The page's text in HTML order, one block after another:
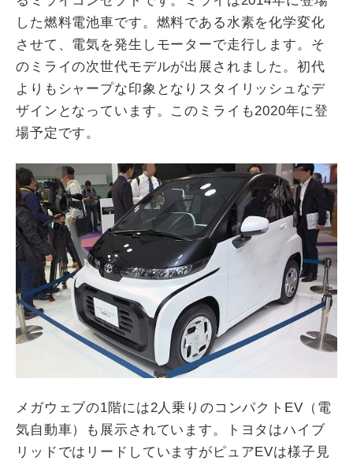
した燃料電池車です。燃料である水素を化学変化
させて、電気を発生しモーターで走行します。そ
のミライの次世代モデルが出展されました。初代
よりもシャープな印象となりスタイリッシュなデ
ザインとなっています。このミライも2020年に登
場予定です。
メガウェブの1階には2人乗りのコンパクトEV（電
気自動車）も展示されています。トヨタはハイブ
リッドではリードしていますがピュアEVは様子見